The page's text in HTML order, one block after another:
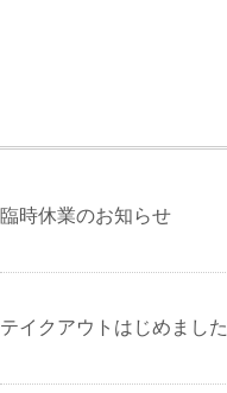
臨時休業のお知らせ
テイクアウトはじめました